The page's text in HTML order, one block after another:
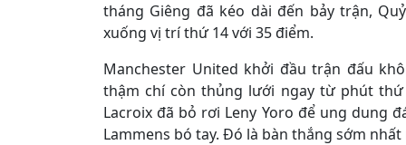
tháng Giêng đã kéo dài đến bảy trận,
xuống vị trí thứ 14 với 35 điểm.
Manchester United khởi đầu trận đấu
thậm chí còn thủng lưới ngay từ phút thứ
Lacroix đã bỏ rơi Leny Yoro để ung dung
Lammens bó tay. Đó là bàn thắng sớm